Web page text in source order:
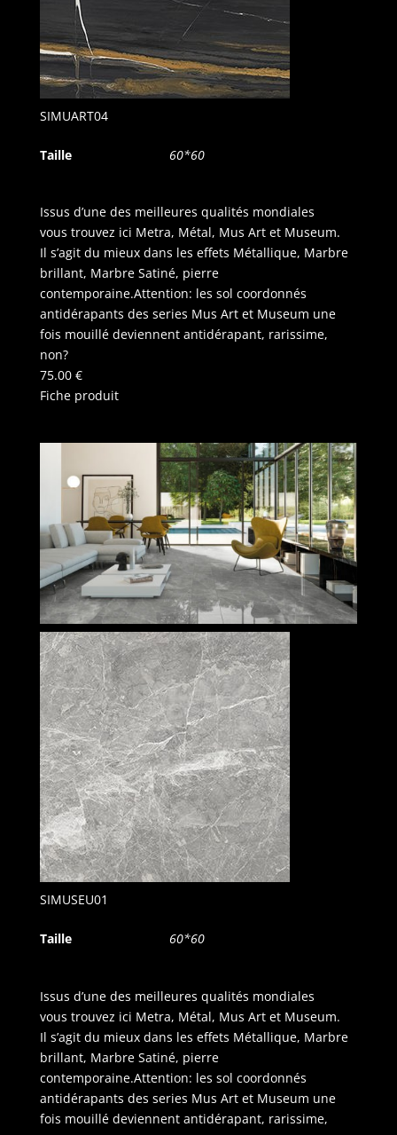
SIMUART04
Taille 60*60
Issus d’une des meilleures qualités mondiales
vous trouvez ici Metra, Métal, Mus Art et Museum.
Il s’agit du mieux dans les effets Métallique, Marbre
brillant, Marbre Satiné, pierre
contemporaine.Attention: les sol coordonnés
antidérapants des series Mus Art et Museum une
fois mouillé deviennent antidérapant, rarissime,
non?
75.00 €
Fiche produit
SIMUSEU01
Taille 60*60
Issus d’une des meilleures qualités mondiales
vous trouvez ici Metra, Métal, Mus Art et Museum.
Il s’agit du mieux dans les effets Métallique, Marbre
brillant, Marbre Satiné, pierre
contemporaine.Attention: les sol coordonnés
antidérapants des series Mus Art et Museum une
fois mouillé deviennent antidérapant, rarissime,